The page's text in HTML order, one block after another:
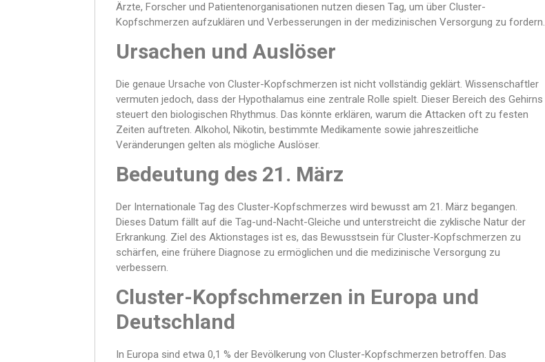
Ärzte, Forscher und Patientenorganisationen nutzen diesen Tag, um über Cluster-
Kopfschmerzen aufzuklären und Verbesserungen in der medizinischen Versorgung zu fordern.
Ursachen und Auslöser
Die genaue Ursache von Cluster-Kopfschmerzen ist nicht vollständig geklärt. Wissenschaftler
vermuten jedoch, dass der Hypothalamus eine zentrale Rolle spielt. Dieser Bereich des Gehirns
steuert den biologischen Rhythmus. Das könnte erklären, warum die Attacken oft zu festen
Zeiten auftreten. Alkohol, Nikotin, bestimmte Medikamente sowie jahreszeitliche
Veränderungen gelten als mögliche Auslöser.
Bedeutung des 21. März
Der Internationale Tag des Cluster-Kopfschmerzes wird bewusst am 21. März begangen.
Dieses Datum fällt auf die Tag-und-Nacht-Gleiche und unterstreicht die zyklische Natur der
Erkrankung. Ziel des Aktionstages ist es, das Bewusstsein für Cluster-Kopfschmerzen zu
schärfen, eine frühere Diagnose zu ermöglichen und die medizinische Versorgung zu
verbessern.
Cluster-Kopfschmerzen in Europa und
Deutschland
In Europa sind etwa 0,1 % der Bevölkerung von Cluster-Kopfschmerzen betroffen. Das